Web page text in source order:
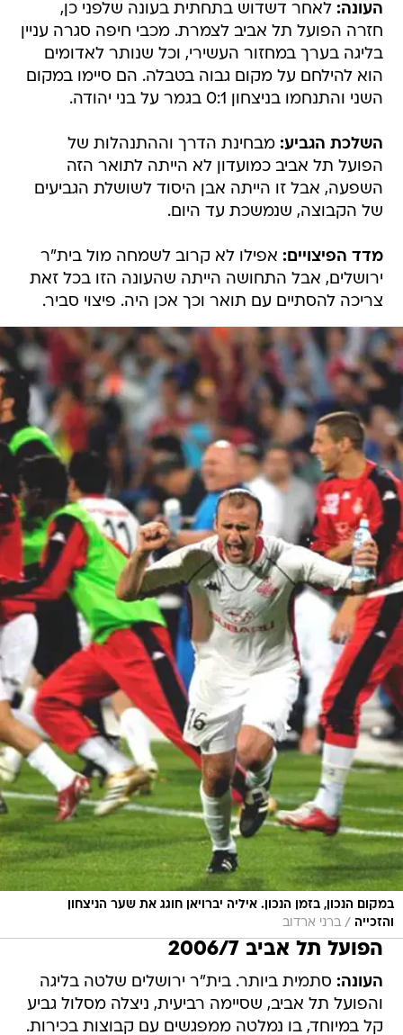
העונה: לאחר דשדוש בתחתית בעונה שלפני כן,
חזרה הפועל תל אביב לצמרת. מכבי חיפה סגרה עניין
בליגה בערך במחזור העשירי, וכל שנותר לאדומים
הוא להילחם על מקום גבוה בטבלה. הם סיימו במקום
השני והתנחמו בניצחון 0:1 בגמר על בני יהודה.
השלכת הגביע: מבחינת הדרך וההתנהלות של
הפועל תל אביב כמועדון לא הייתה לתואר הזה
השפעה, אבל זו הייתה אבן היסוד לשושלת הגביעים
של הקבוצה, שנמשכת עד היום.
מדד הפיצויים: אפילו לא קרוב לשמחה מול בית"ר
ירושלים, אבל התחושה הייתה שהעונה הזו בכל זאת
צריכה להסתיים עם תואר וכך אכן היה. פיצוי סביר.
במקום הנכון, בזמן הנכון. איליה יברויאן חוגג את שער הניצחון
והזכייה / ברני ארדוב
הפועל תל אביב 2006/7
העונה: סתמית ביותר. בית"ר ירושלים שלטה בליגה
והפועל תל אביב, שסיימה רביעית, ניצלה מסלול גביע
קל במיוחד, בו נמלטה ממפגשים עם קבוצות בכירות.